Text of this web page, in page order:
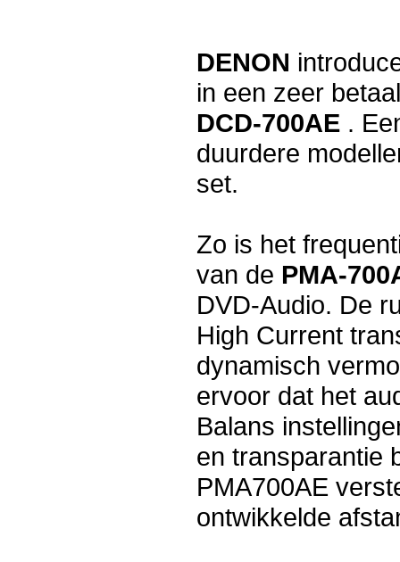
DENON
in een zeer
DCD-700AE .
duurdere
set.
Zo is het
van de PMA-
DVD-Audio. De
High Current
dynamisch
ervoor dat het
Balans
en transparantie
PMA700AE
ontwikkelde